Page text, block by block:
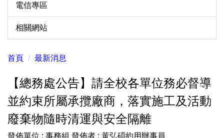
電信專區
相關網站
首頁 最新消息
【總務處公告】請全校各單位務必督導
並約束所屬承攬廠商，落實施工及活動
廢棄物隨時清運與安全隔離
發佈單位 : 事務組 發佈者 : 黃弘碩約用辦事員